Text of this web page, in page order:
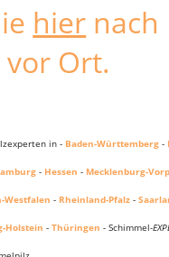
hier nach
Ort.
in - Baden-Württemberg -
- Hessen - Mecklenburg-
Westfalen - Rheinland-Pfalz -
Holstein -Thüringen - Schimmel-